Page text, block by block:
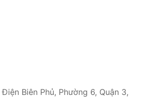
Điện Biên Phủ, Phường 6, Quận 3,